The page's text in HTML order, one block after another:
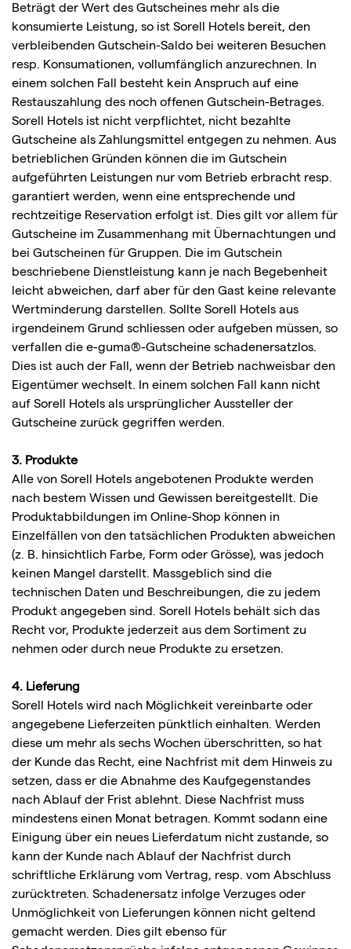
Beträgt der Wert des Gutscheines mehr als die
konsumierte Leistung, so ist Sorell Hotels bereit, den
verbleibenden Gutschein-Saldo bei weiteren Besuchen
resp. Konsumationen, vollumfänglich anzurechnen. In
einem solchen Fall besteht kein Anspruch auf eine
Restauszahlung des noch offenen Gutschein-Betrages.
Sorell Hotels ist nicht verpflichtet, nicht bezahlte
Gutscheine als Zahlungsmittel entgegen zu nehmen. Aus
betrieblichen Gründen können die im Gutschein
aufgeführten Leistungen nur vom Betrieb erbracht resp.
garantiert werden, wenn eine entsprechende und
rechtzeitige Reservation erfolgt ist. Dies gilt vor allem für
Gutscheine im Zusammenhang mit Übernachtungen und
bei Gutscheinen für Gruppen. Die im Gutschein
beschriebene Dienstleistung kann je nach Begebenheit
leicht abweichen, darf aber für den Gast keine relevante
Wertminderung darstellen. Sollte Sorell Hotels aus
irgendeinem Grund schliessen oder aufgeben müssen, so
verfallen die e-guma®-Gutscheine schadenersatzlos.
Dies ist auch der Fall, wenn der Betrieb nachweisbar den
Eigentümer wechselt. In einem solchen Fall kann nicht
auf Sorell Hotels als ursprünglicher Aussteller der
Gutscheine zurück gegriffen werden.
3. Produkte
Alle von Sorell Hotels angebotenen Produkte werden
nach bestem Wissen und Gewissen bereitgestellt. Die
Produktabbildungen im Online-Shop können in
Einzelfällen von den tatsächlichen Produkten abweichen
(z. B. hinsichtlich Farbe, Form oder Grösse), was jedoch
keinen Mangel darstellt. Massgeblich sind die
technischen Daten und Beschreibungen, die zu jedem
Produkt angegeben sind. Sorell Hotels behält sich das
Recht vor, Produkte jederzeit aus dem Sortiment zu
nehmen oder durch neue Produkte zu ersetzen.
4. Lieferung
Sorell Hotels wird nach Möglichkeit vereinbarte oder
angegebene Lieferzeiten pünktlich einhalten. Werden
diese um mehr als sechs Wochen überschritten, so hat
der Kunde das Recht, eine Nachfrist mit dem Hinweis zu
setzen, dass er die Abnahme des Kaufgegenstandes
nach Ablauf der Frist ablehnt. Diese Nachfrist muss
mindestens einen Monat betragen. Kommt sodann eine
Einigung über ein neues Lieferdatum nicht zustande, so
kann der Kunde nach Ablauf der Nachfrist durch
schriftliche Erklärung vom Vertrag, resp. vom Abschluss
zurücktreten. Schadenersatz infolge Verzuges oder
Unmöglichkeit von Lieferungen können nicht geltend
gemacht werden. Dies gilt ebenso für